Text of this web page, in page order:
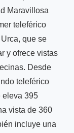
Maravillosa
teleférico
que se
y ofrece vistas
Desde
teleférico
eleva 395
vista de 360
incluye una